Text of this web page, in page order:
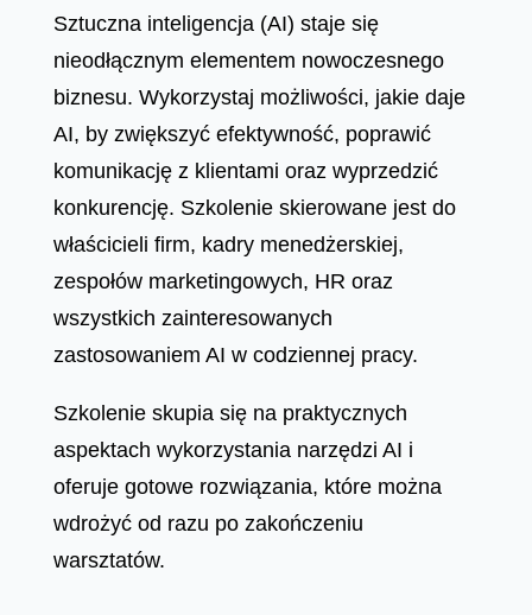
Sztuczna inteligencja (AI) staje się
nieodłącznym elementem nowoczesnego
biznesu. Wykorzystaj możliwości, jakie daje
AI, by zwiększyć efektywność, poprawić
komunikację z klientami oraz wyprzedzić
konkurencję. Szkolenie skierowane jest do
właścicieli firm, kadry menedżerskiej,
zespołów marketingowych, HR oraz
wszystkich zainteresowanych
zastosowaniem AI w codziennej pracy.
Szkolenie skupia się na praktycznych
aspektach wykorzystania narzędzi AI i
oferuje gotowe rozwiązania, które można
wdrożyć od razu po zakończeniu
warsztatów.